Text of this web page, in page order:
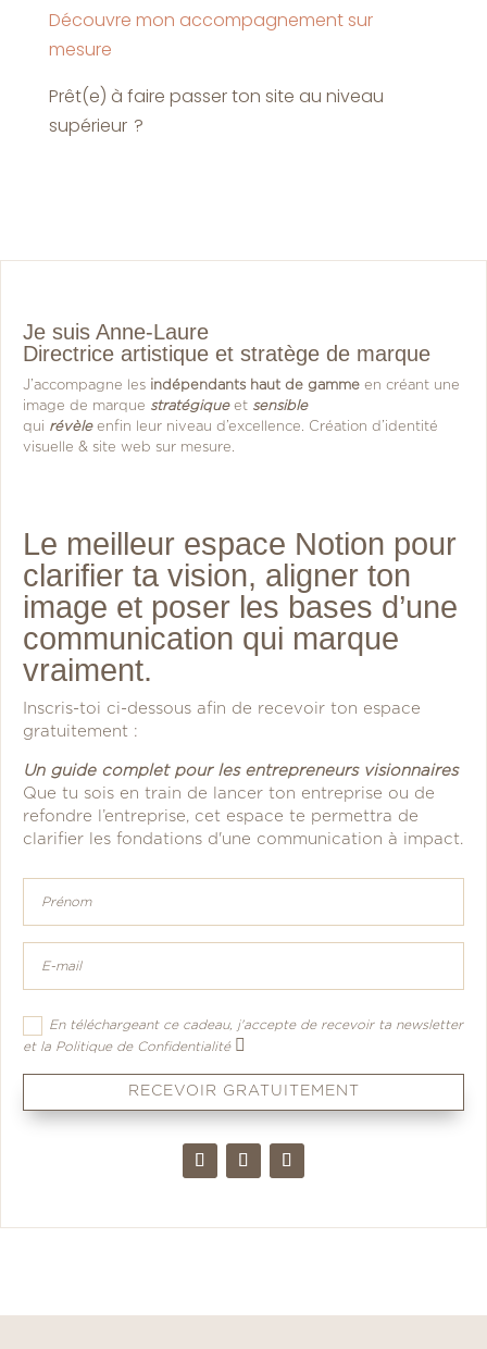
Découvre mon accompagnement sur
mesure
Prêt(e) à faire passer ton site au niveau
supérieur ?
Je suis Anne-Laure
Directrice artistique et stratège de marque
J’accompagne les indépendants haut de gamme en créant une
image de marque stratégique et sensible
qui révèle enfin leur niveau d’excellence. Création d’identité
visuelle & site web sur mesure.
Le meilleur espace Notion pour
clarifier ta vision, aligner ton
image et poser les bases d’une
communication qui marque
vraiment.
Inscris-toi ci-dessous afin de recevoir ton espace
gratuitement :
Un guide complet pour les entrepreneurs visionnaires
Que tu sois en train de lancer ton entreprise ou de
refondre l’entreprise, cet espace te permettra de
clarifier les fondations d'une communication à impact.
En téléchargeant ce cadeau, j'accepte de recevoir ta newsletter
et la Politique de Confidentialité
RECEVOIR GRATUITEMENT